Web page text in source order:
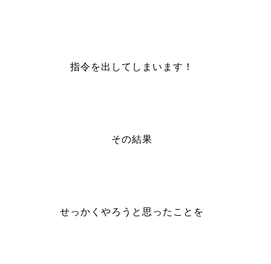
指令を出してしまいます！
その結果
せっかくやろうと思ったことを